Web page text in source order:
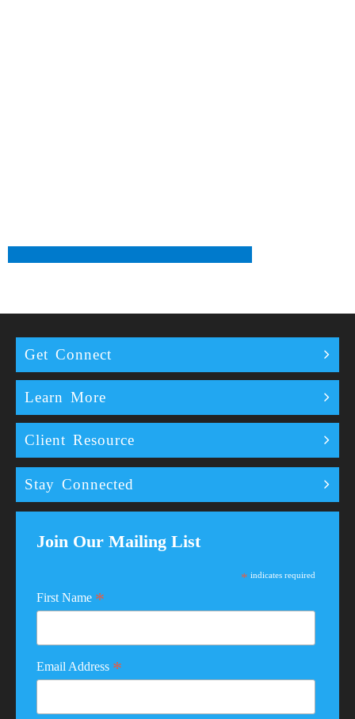
Get Connect
Learn More
Client Resource
Stay Connected
Join Our Mailing List
* indicates required
First Name *
Email Address *